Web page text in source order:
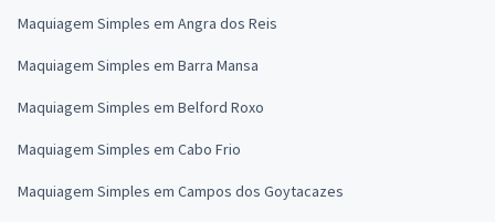
Maquiagem Simples em Angra dos Reis
Maquiagem Simples em Barra Mansa
Maquiagem Simples em Belford Roxo
Maquiagem Simples em Cabo Frio
Maquiagem Simples em Campos dos Goytacazes